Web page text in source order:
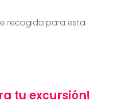
recogida para esta
tu excursión!